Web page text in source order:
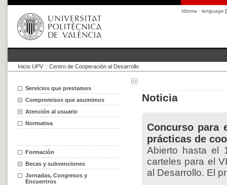
Idioma · language
Inicio UPV :: Centro de Cooperación al Desarrollo
Servicios que prestamos
Compromisos que asumimos
Atención al usuario
Normativa
Formación
Becas y subvenciones
Jornadas, Congresos y
Encuentros
Noticia
Concurso para
prácticas de
Abierto hasta el
carteles para el
al Desarrollo. El